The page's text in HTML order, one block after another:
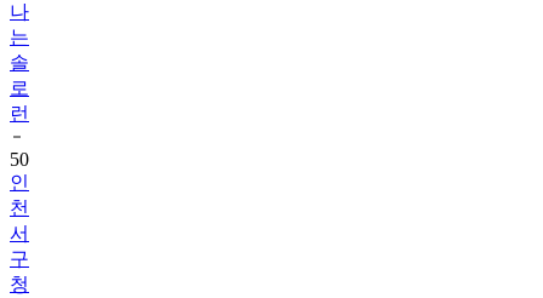
나
는
솔
로
런
50
인
천
서
구
청